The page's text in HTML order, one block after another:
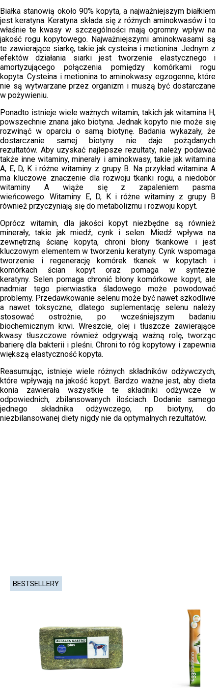
Białka stanowią około 90% kopyta, a najważniejszym białkiem
jest keratyna. Keratyna składa się z różnych aminokwasów i to
właśnie te kwasy w szczególności mają ogromny wpływ na
jakość rogu kopytowego. Najważniejszymi aminokwasami są
te zawierające siarkę, takie jak cysteina i metionina. Jednym z
efektów działania siarki jest tworzenie elastycznego i
amortyzującego połączenia pomiędzy komórkami rogu
kopyta. Cysteina i metionina to aminokwasy egzogenne, które
nie są wytwarzane przez organizm i muszą być dostarczane
w pożywieniu.
Ponadto istnieje wiele ważnych witamin, takich jak witamina H,
powszechnie znana jako biotyna. Jednak kopyto nie może się
rozwinąć w oparciu o samą biotynę. Badania wykazały, że
dostarczanie samej biotyny nie daje pożądanych
rezultatów. Aby uzyskać najlepsze rezultaty, należy podawać
także inne witaminy, minerały i aminokwasy, takie jak witamina
A, E, D, K i różne witaminy z grupy B. Na przykład witamina A
ma kluczowe znaczenie dla rozwoju tkanki rogu, a niedobór
witaminy A wiąże się z zapaleniem pasma
wieńcowego. Witaminy E, D, K i różne witaminy z grupy B
również przyczyniają się do metabolizmu i rozwoju kopyt.
Oprócz witamin, dla jakości kopyt niezbędne są również
minerały, takie jak miedź, cynk i selen. Miedź wpływa na
zewnętrzną ścianę kopyta, chroni błony tkankowe i jest
kluczowym elementem w tworzeniu keratyny. Cynk wspomaga
tworzenie i regenerację komórek tkanek w kopytach i
komórkach ścian kopyt oraz pomaga w syntezie
keratyny. Selen pomaga chronić błony komórkowe kopyt, ale
nadmiar tego pierwiastka śladowego może powodować
problemy. Przedawkowanie selenu może być nawet szkodliwe
a nawet toksyczne, dlatego suplementację selenu należy
stosować ostrożnie, po wcześniejszym badaniu
biochemicznym krwi. Wreszcie, olej i tłuszcze zawierające
kwasy tłuszczowe również odgrywają ważną rolę, tworząc
barierę dla bakterii i pleśni. Chroni to róg kopytowy i zapewnia
większą elastyczność kopyta.
Reasumując, istnieje wiele różnych składników odżywczych,
które wpływają na jakość kopyt. Bardzo ważne jest, aby dieta
konia zawierała wszystkie te składniki odżywcze w
odpowiednich, zbilansowanych ilościach. Dodanie samego
jednego składnika odżywczego, np. biotyny, do
niezbilansowanej diety nigdy nie da optymalnych rezultatów.
BESTSELLERY